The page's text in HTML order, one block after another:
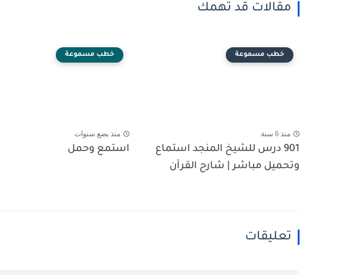
مقالات قد تهمك
خطب مسموعة
منذ 6 سنة
901 درس للشيخ المنجد استماع
وتحميل مباشر | شارح القرآن
خطب مسموعة
منذ بضع سنوات
استمع وحمل
تعليقات